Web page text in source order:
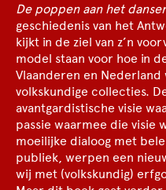
De poppen aan het
geschiedenis van het
kijkt in de ziel van z’n
model staan voor hoe in
Vlaanderen en
volkskundige collecties.
avantgardistische visie
passie waarmee die visie
moeilijke dialoog met
publiek, werpen een
wij met (volkskundig)